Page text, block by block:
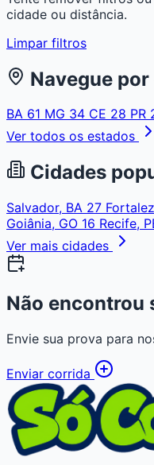
cidade ou distância.
Limpar filtros
Navegue
BA 61 MG 34 CE 28 PR
Ver todos os estados
Cidades
Salvador, BA 27
Goiânia, GO 16 Recife,
Ver mais cidades
Não encontrou
Envie sua prova para
Enviar corrida